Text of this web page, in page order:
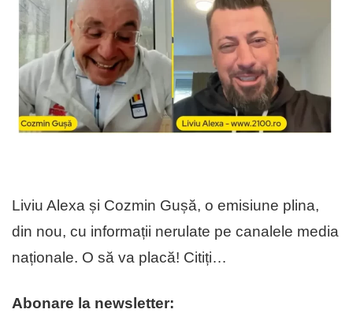
Liviu Alexa și Cozmin Gușă, o emisiune plina,
din nou, cu informații nerulate pe canalele media
naționale. O să va placă! Citiți…
Abonare la newsletter: